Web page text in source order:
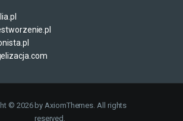
© 2026 by AxiomThemes. All rights
reserved.